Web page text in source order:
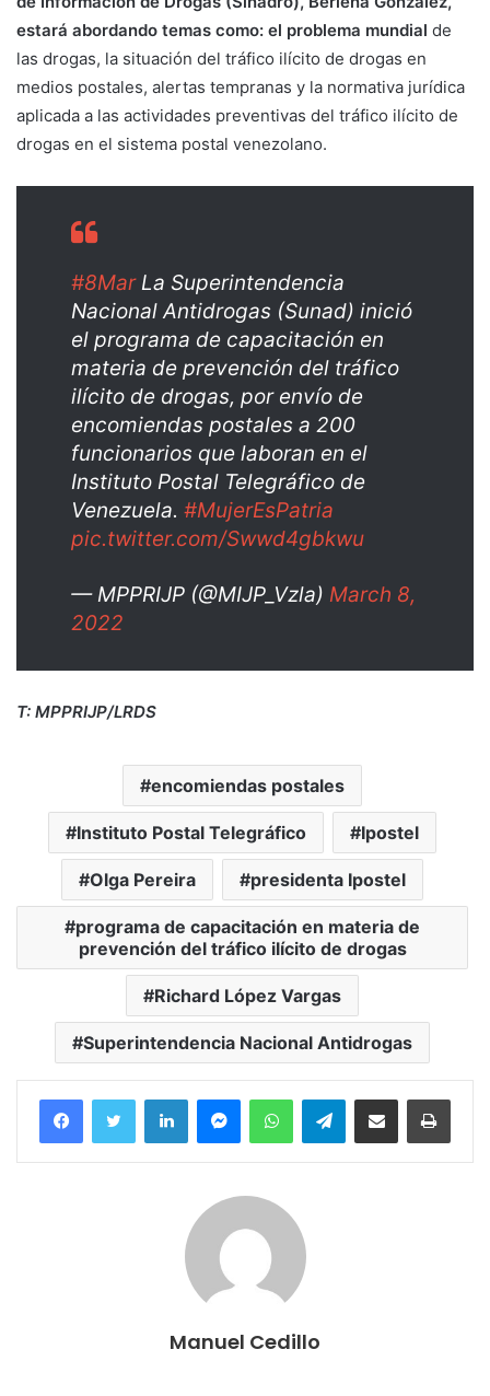
estará abordando temas como: el problema mundial de
las drogas, la situación del tráfico ilícito de drogas en
medios postales, alertas tempranas y la normativa jurídica
aplicada a las actividades preventivas del tráfico ilícito de
drogas en el sistema postal venezolano.
#8MarLa Superintendencia
Nacional Antidrogas (Sunad) inició
el programa de capacitación en
materia de prevención del tráfico
ilícito de drogas, por envío de
encomiendas postales a 200
funcionarios que laboran en el
Instituto Postal Telegráfico de
Venezuela. #MujerEsPatria
pic.twitter.com/Swwd4gbkwu
— MPPRIJP (@MIJP_Vzla) March 8,
2022
T: MPPRIJP/LRDS
encomiendas postales
Instituto Postal Telegráfico Ipostel
Olga Pereira presidenta Ipostel
programa de capacitación en materia de
prevención del tráfico ilícito de drogas
Richard López Vargas
Superintendencia Nacional Antidrogas
FacebookTwitter LinkedInMessengerWhatsAppTelegramCompartir por correo electrónico
Manuel Cedillo